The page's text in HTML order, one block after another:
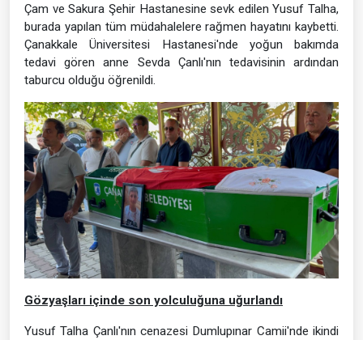
Çam ve Sakura Şehir Hastanesine sevk edilen Yusuf Talha,
burada yapılan tüm müdahalelere rağmen hayatını kaybetti.
Çanakkale Üniversitesi Hastanesi'nde yoğun bakımda
tedavi gören anne Sevda Çanlı'nın tedavisinin ardından
taburcu olduğu öğrenildi.
Gözyaşları içinde son yolculuğuna uğurlandı
Yusuf Talha Çanlı'nın cenazesi Dumlupınar Camii'nde ikindi